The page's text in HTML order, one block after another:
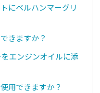
にベルハンマーグリ
きますか？
エンジンオイルに添
用できますか？